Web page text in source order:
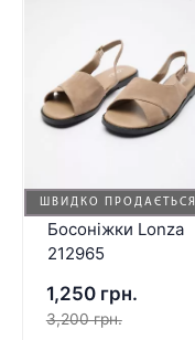
ШВИДКО ПРОДАЄТЬСЯ
Босоніжки Lonza
212965
1,250 грн.
3,200 грн.